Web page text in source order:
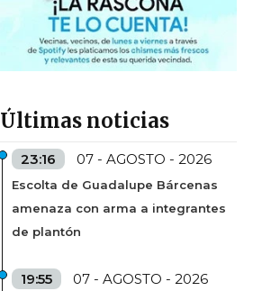
Últimas noticias
23:16 07 - AGOSTO - 2026
Escolta de Guadalupe Bárcenas
amenaza con arma a integrantes
de plantón
19:55 07 - AGOSTO - 2026